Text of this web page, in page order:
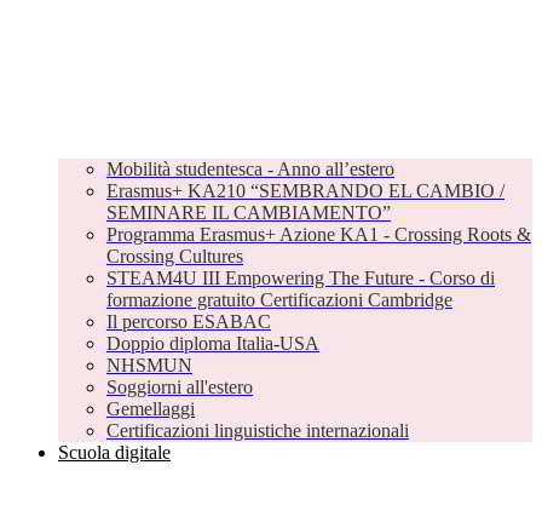
Mobilità studentesca - Anno all’estero
Erasmus+ KA210 “SEMBRANDO EL CAMBIO /
SEMINARE IL CAMBIAMENTO”
Programma Erasmus+ Azione KA1 - Crossing Roots &
Crossing Cultures
STEAM4U III Empowering The Future - Corso di
formazione gratuito Certificazioni Cambridge
Il percorso ESABAC
Doppio diploma Italia-USA
NHSMUN
Soggiorni all'estero
Gemellaggi
Certificazioni linguistiche internazionali
Scuola digitale